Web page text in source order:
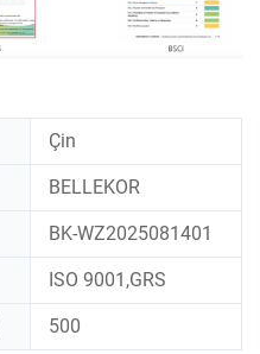
Çin
BELLEKOR
BK-WZ2025081401
ISO 9001,GRS
500